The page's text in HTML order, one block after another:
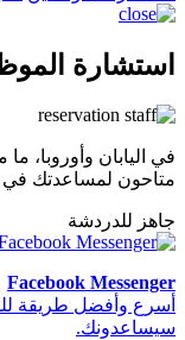
استشارة
متاحون لمساعدتك
جاهز للدردشة
Facebook Messenger
أسرع وأفضل طريقة
سيساعدونك.